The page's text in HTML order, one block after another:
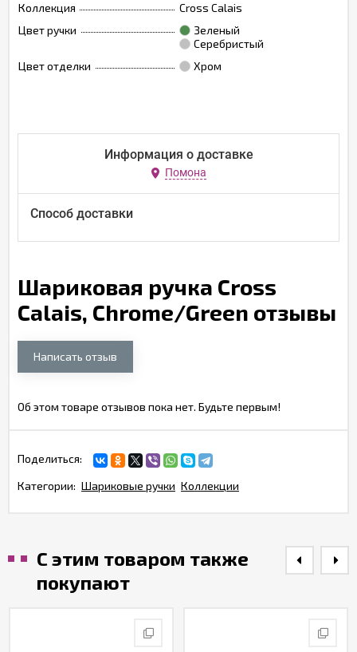
Коллекция
Cross Calais
Цвет ручки
Зеленый
Серебристый
Цвет отделки
Хром
Информация о доставке
Помона
Способ доставки
Шариковая ручка Cross
Calais, Chrome/Green отзывы
Написать отзыв
Об этом товаре отзывов пока нет. Будьте первым!
Поделиться:
Категории: Шариковые ручки Коллекции
С этим товаром также
покупают